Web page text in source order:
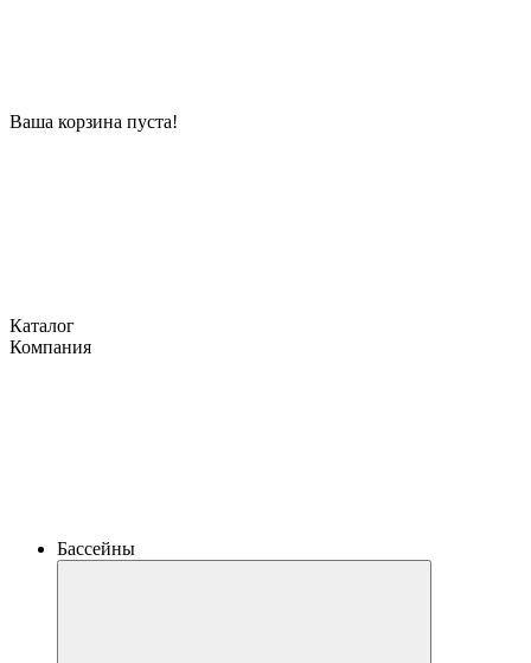
Ваша корзина пуста!
Каталог
Компания
Бассейны